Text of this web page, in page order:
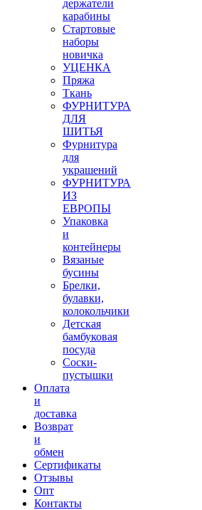
держатели
карабины
Стартовые
наборы
новичка
УЦЕНКА
Пряжа
Ткань
ФУРНИТУРА
ДЛЯ
ШИТЬЯ
Фурнитура
для
украшений
ФУРНИТУРА
ИЗ
ЕВРОПЫ
Упаковка
и
контейнеры
Вязаные
бусины
Брелки,
булавки,
колокольчики
Детская
бамбуковая
посуда
Соски-
пустышки
Оплата
и
доставка
Возврат
и
обмен
Сертификаты
Отзывы
Опт
Контакты